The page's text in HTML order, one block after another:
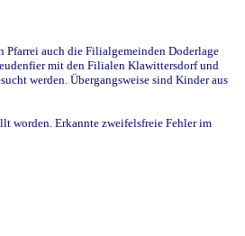
Pfarrei auch die Filialgemeinden Doderlage
mit den Filialen Klawittersdorf und
werden. Übergangsweise sind Kinder aus
worden. Erkannte zweifelsfreie Fehler im